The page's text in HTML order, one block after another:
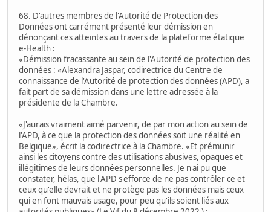
68. D'autres membres de l'Autorité de Protection des
Données ont carrément présenté leur démission en
dénonçant ces atteintes au travers de la plateforme étatique
e-Health :
«Démission fracassante au sein de l'Autorité de protection des
données : «Alexandra Jaspar, codirectrice du Centre de
connaissance de l'Autorité de protection des données (APD), a
fait part de sa démission dans une lettre adressée à la
présidente de la Chambre.
«J'aurais vraiment aimé parvenir, de par mon action au sein de
l'APD, à ce que la protection des données soit une réalité en
Belgique», écrit la codirectrice à la Chambre. «Et prémunir
ainsi les citoyens contre des utilisations abusives, opaques et
illégitimes de leurs données personnelles. Je n'ai pu que
constater, hélas, que l'APD s'efforce de ne pas contrôler ce et
ceux qu'elle devrait et ne protège pas les données mais ceux
qui en font mauvais usage, pour peu qu'ils soient liés aux